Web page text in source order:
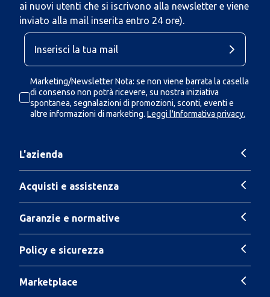
ai nuovi utenti che si iscrivono alla newsletter e viene
inviato alla mail inserita entro 24 ore).
Marketing/Newsletter Nota: se non viene barrata la casella
di consenso non potrà ricevere, su nostra iniziativa
spontanea, segnalazioni di promozioni, sconti, eventi e
altre informazioni di marketing. Leggi l'Informativa privacy.
L'azienda
Acquisti e assistenza
Garanzie e normative
Policy e sicurezza
Marketplace